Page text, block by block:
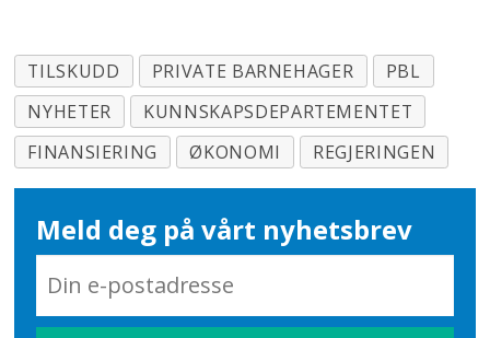
milliarder kroner, fordelt på 30,8
milliarder til kommunale
barnehager og 27,2 milliarder til
private barnehager.
136.280 barn gikk samme år i
kommunale barnehager, 135.984
barn gikk i private barnehager.
TILSKUDD PRIVATE BARNEHAGER
PBL
NYHETER
KUNNSKAPSDEPARTEMENTET
FINANSIERING
ØKONOMI REGJERINGEN
Meld deg på vårt nyhetsbrev